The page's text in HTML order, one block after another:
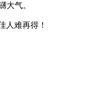
大气。
人难再得！